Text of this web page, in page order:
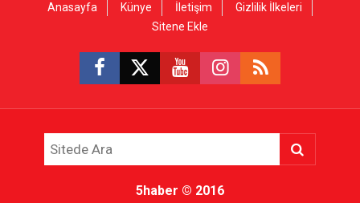
Anasayfa Künye İletişim
Gizlilik İlkeleri
Sitene Ekle
5haber © 2016